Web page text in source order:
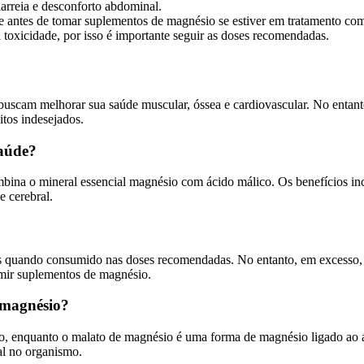
e desconforto abdominal.
de tomar suplementos de magnésio se estiver em tratamento
por isso é importante seguir as doses recomendadas.
melhorar sua saúde muscular, óssea e cardiovascular. No
indesejados.
o mineral essencial magnésio com ácido málico. Os benefícios
cerebral.
consumido nas doses recomendadas. No entanto, em
suplementos de magnésio.
o malato de magnésio é uma forma de magnésio ligado
no organismo.